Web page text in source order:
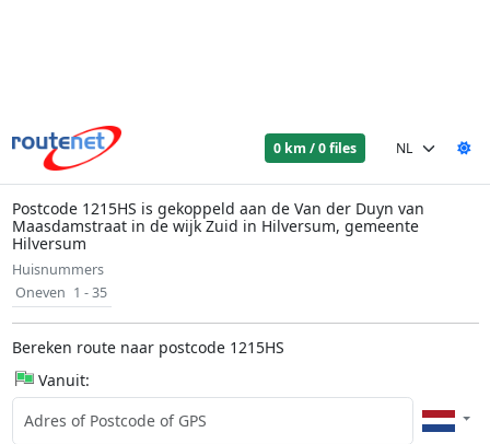
0 km / 0 files
Postcode 1215HS is gekoppeld aan de Van der Duyn van
Maasdamstraat in de wijk Zuid in Hilversum, gemeente
Hilversum
Huisnummers
Oneven 1 - 35
Bereken route naar postcode 1215HS
Vanuit: